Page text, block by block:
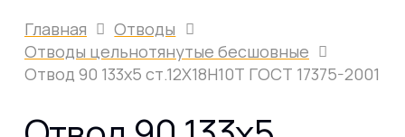
Главная
Отводы
Отводы цельнотянутые бесшовные
Отвод 90 133х5 ст.12Х18Н10Т ГОСТ 17375-2001